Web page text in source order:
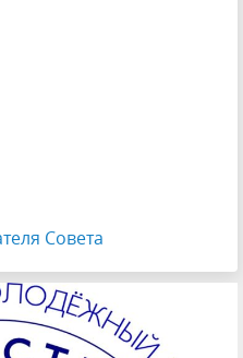
Совета